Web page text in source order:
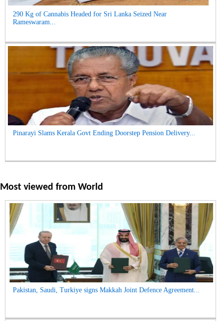
290 Kg of Cannabis Headed for Sri Lanka Seized Near
Rameswaram...
Pinarayi Slams Kerala Govt Ending Doorstep Pension Delivery...
Most viewed from World
Pakistan, Saudi, Turkiye signs Makkah Joint Defence Agreement...